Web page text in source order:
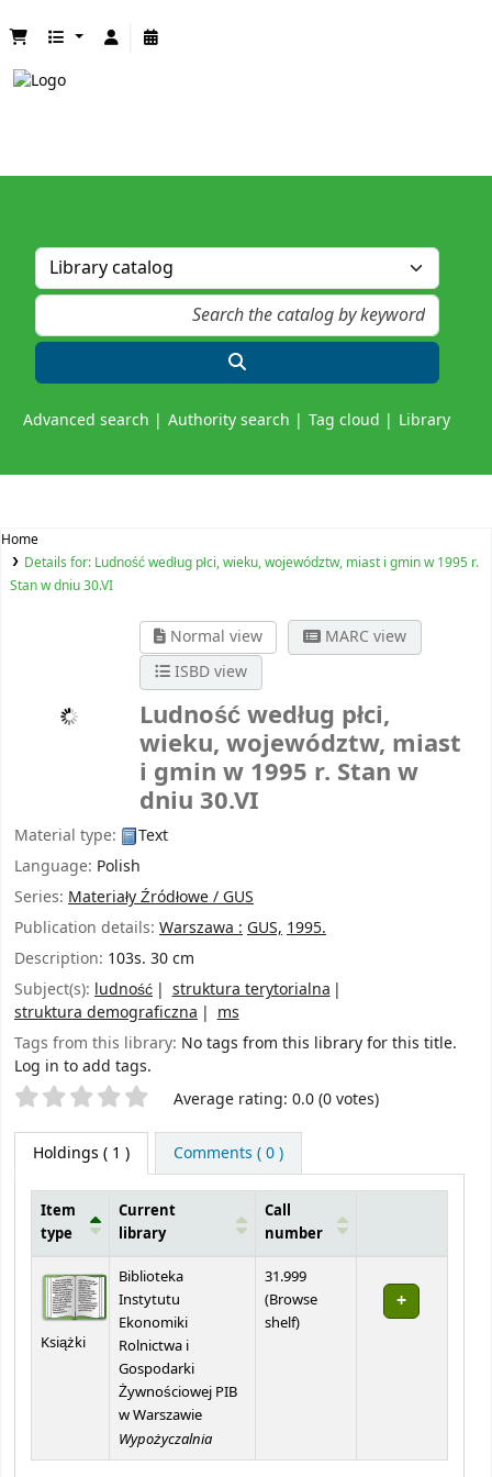
Advanced search Authority search Tag cloud Library
Home
Details for: Ludność według płci, wieku, województw, miast i gmin w 1995 r.
Stan w dniu 30.VI
Normal view
MARC view
ISBD view
Ludność według płci,
wieku, województw, miast
i gmin w 1995 r. Stan w
dniu 30.VI
Material type:
Text
Language: Polish
Series: Materiały Źródłowe / GUS
Publication details: Warszawa : GUS, 1995.
Description: 103s. 30 cm
Subject(s): ludność
struktura terytorialna
struktura demograficzna
ms
Tags from this library: No tags from this library for this title.
Log in to add tags.
Star ratings Average rating: 0.0 (0 votes)
Holdings ( 1 ) Comments ( 0 )
Item
type
Current
library
Call
number
Książki
Biblioteka
Instytutu
Ekonomiki
Rolnictwa i
Gospodarki
Żywnościowej PIB
w Warszawie
Wypożyczalnia
31.999
(Browse
shelf(Opens below)
)